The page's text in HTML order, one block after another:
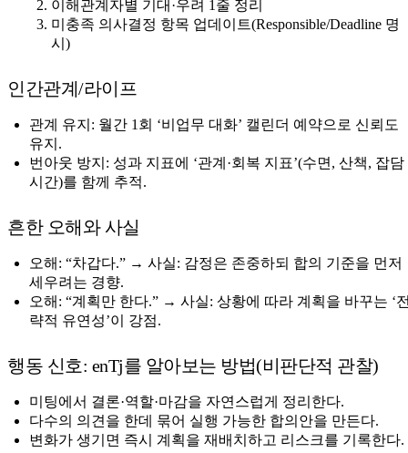
이해관계자별 기대·우려 1줄 정리
미충족 의사결정 항목 업데이트(Responsible/Deadline 명
시)
인간관계/라이프
관계 유지: 월간 1회 ‘비업무 대화’ 캘린더 예약으로 신뢰도
유지.
번아웃 방지: 성과 지표에 ‘관계·회복 지표’(수면, 산책, 잡담
시간)를 함께 추적.
흔한 오해와 사실
오해: “차갑다.” → 사실: 감정은 존중하되 합의 기준을 먼저
세우려는 경향.
오해: “계획만 한다.” → 사실: 상황에 따라 계획을 바꾸는 ‘
략적 유연성’이 강점.
행동 신호: enTj를 알아보는 방법(비판단적 관찰)
미팅에서 결론·역할·마감을 자연스럽게 정리한다.
다수의 의견을 한데 묶어 실행 가능한 합의안을 만든다.
변화가 생기면 즉시 계획을 재배치하고 리스크를 기록한다.